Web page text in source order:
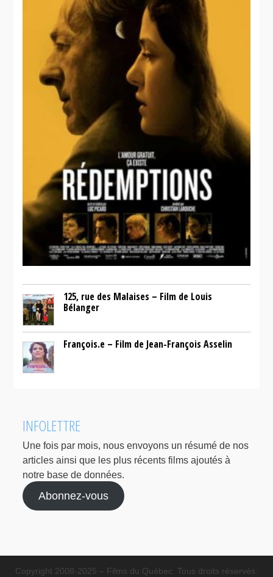
125, rue des Malaises – Film de Louis
Bélanger
François.e – Film de Jean-François Asselin
INFOLETTRE
Une fois par mois, nous envoyons un résumé de nos
articles ainsi que les plus récents films ajoutés à
notre base de données.
Abonnez-vous
Copyright 2008-2025 – Films du Québec. Tous droits réservés.